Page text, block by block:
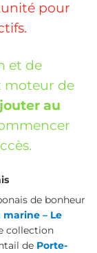
pour
et de
moteur de
au
de bonheur
– Le
collection
de Porte-